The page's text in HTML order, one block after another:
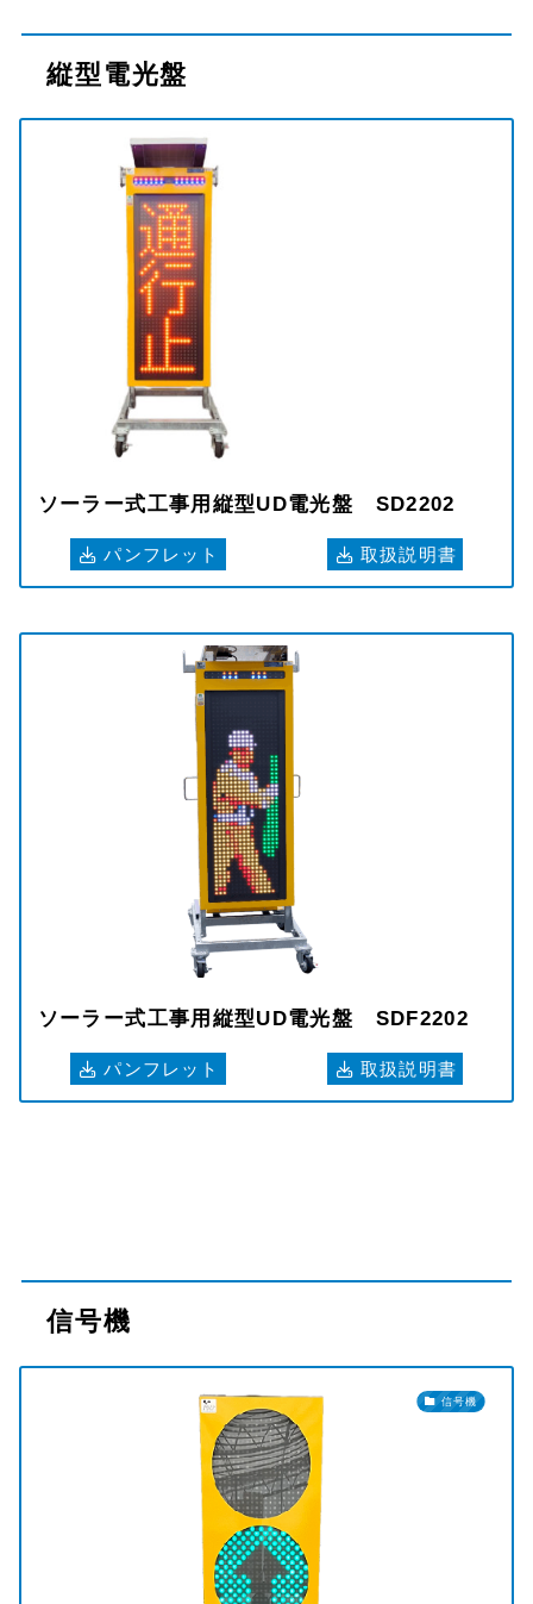
縦型電光盤
ソーラー式工事用縦型UD電光盤 SD2202
パンフレット 取扱説明書
ソーラー式工事用縦型UD電光盤 SDF2202
パンフレット 取扱説明書
信号機
信号機